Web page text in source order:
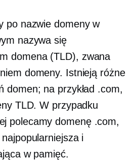
po nazwie domeny w
nazywa się
domena (TLD), zwana
domeny. Istnieją różne
domen; na przykład .com,
TLD. W przypadku
polecamy domenę .com,
i
w pamięć.